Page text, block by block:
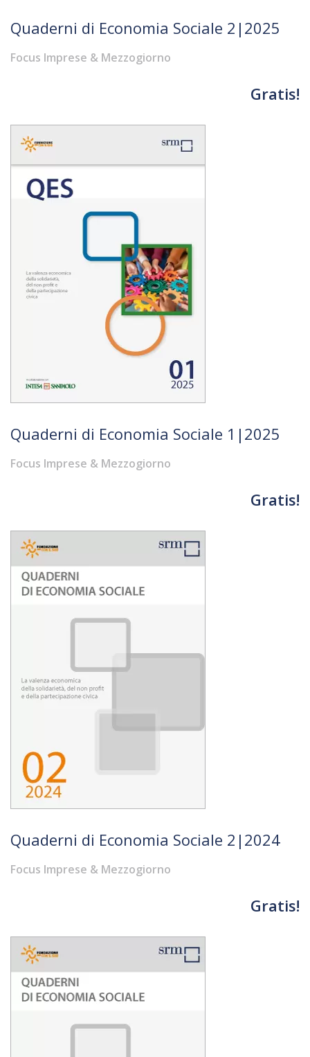
Quaderni di Economia Sociale 2|2025
Focus Imprese & Mezzogiorno
Gratis!
Quaderni di Economia Sociale 1|2025
Focus Imprese & Mezzogiorno
Gratis!
Quaderni di Economia Sociale 2|2024
Focus Imprese & Mezzogiorno
Gratis!